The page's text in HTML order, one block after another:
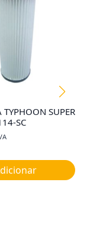
SUPER
SC